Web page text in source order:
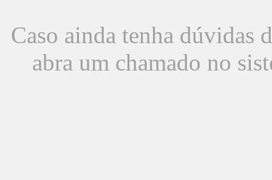
Caso ainda tenha dúvidas
abra um chamado no